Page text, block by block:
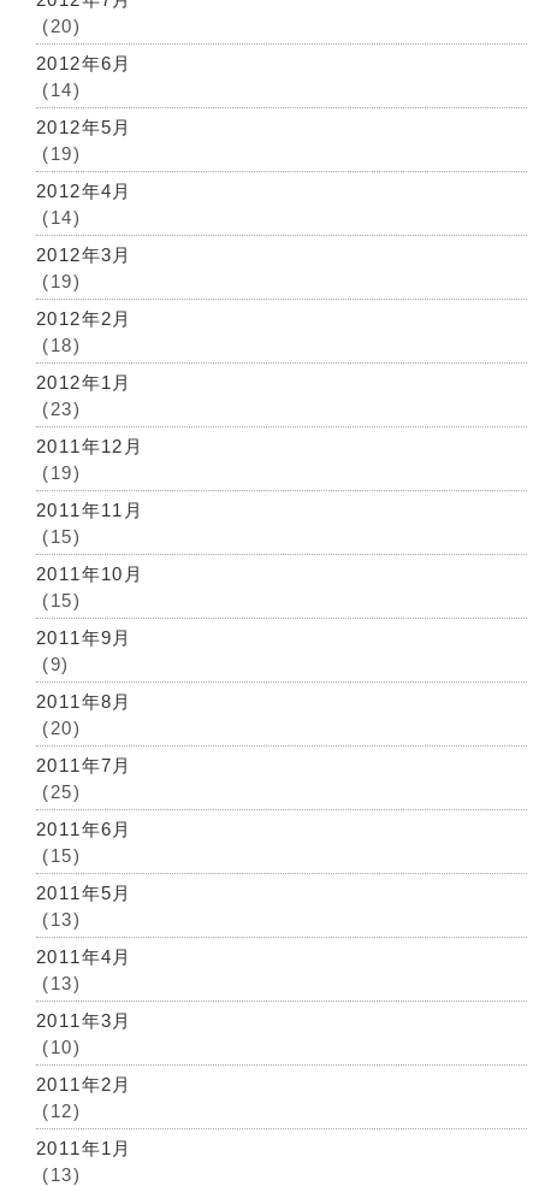
(20)
2012年6月
(14)
2012年5月
(19)
2012年4月
(14)
2012年3月
(19)
2012年2月
(18)
2012年1月
(23)
2011年12月
(19)
2011年11月
(15)
2011年10月
(15)
2011年9月
(9)
2011年8月
(20)
2011年7月
(25)
2011年6月
(15)
2011年5月
(13)
2011年4月
(13)
2011年3月
(10)
2011年2月
(12)
2011年1月
(13)